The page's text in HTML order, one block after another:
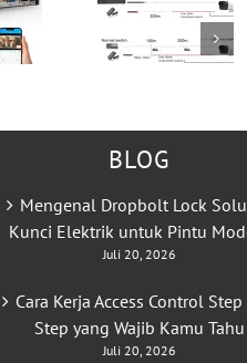
BLOG
Mengenal Dropbolt Lock
Kunci Elektrik untuk Pintu
Juli 20, 2026
Cara Kerja Access Control Step
Step yang Wajib Kamu Tahu
Juli 20, 2026